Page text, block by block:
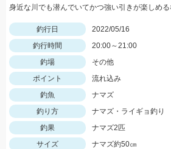
釣行日
2022/05/16
釣行時間
20:00～21:00
釣場
その他
ポイント
流れ込み
釣魚
ナマズ
釣り方
ナマズ・ライギョ釣り
釣果
ナマズ2匹
サイズ
ナマズ約50㎝